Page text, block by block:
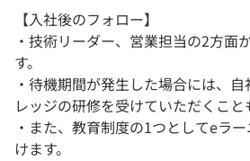
【入社後のフォロー】
・技術リーダー、営業担当の2方面
す。
・待機期間が発生した場合には、
レッジの研修を受けていただくこと
・また、教育制度の1つとしてeラ
けます。